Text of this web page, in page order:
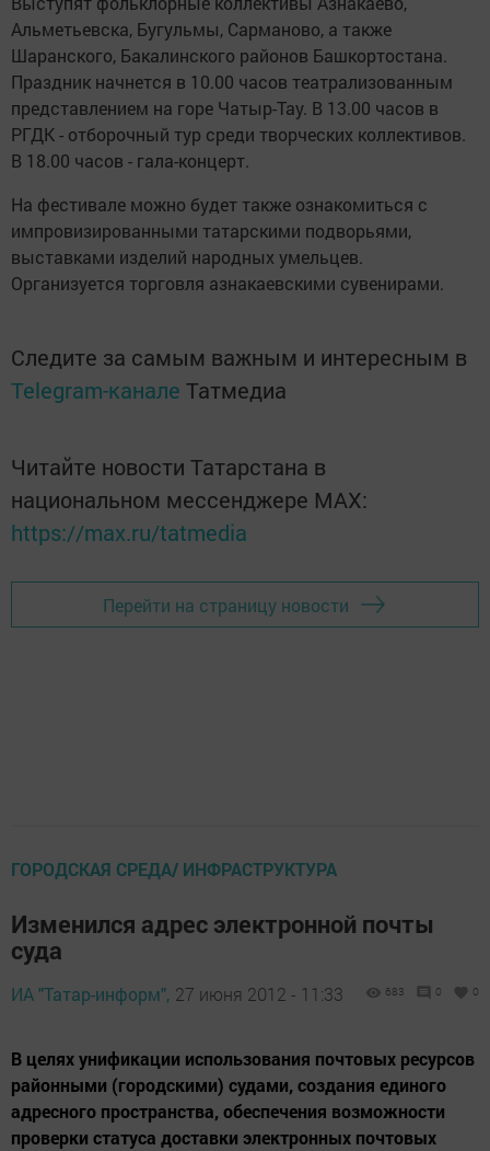
Альметьевска, Бугульмы, Сарманово, а также
Шаранского, Бакалинского районов Башкортостана.
Праздник начнется в 10.00 часов театрализованным
представлением на горе Чатыр-Тау. В 13.00 часов в
РГДК - отборочный тур среди творческих коллективов.
В 18.00 часов - гала-концерт.
На фестивале можно будет также ознакомиться с
импровизированными татарскими подворьями,
выставками изделий народных умельцев.
Организуется торговля азнакаевскими сувенирами.
Следите за самым важным и интересным в
Telegram-канале Татмедиа
Читайте новости Татарстана в
национальном мессенджере MАХ:
https://max.ru/tatmedia
Перейти на страницу новости
ГОРОДСКАЯ СРЕДА/ ИНФРАСТРУКТУРА
Изменился адрес электронной почты
суда
ИА "Татар-информ", 27 июня 2012 - 11:33 683 0 0
В целях унификации использования почтовых ресурсов
районными (городскими) судами, создания единого
адресного пространства, обеспечения возможности
проверки статуса доставки электронных почтовых